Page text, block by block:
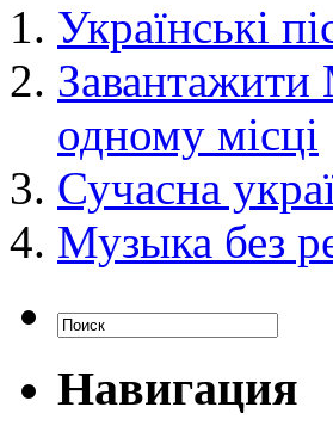
Українські
одному місці
Сучасна
Музыка без
Навигация